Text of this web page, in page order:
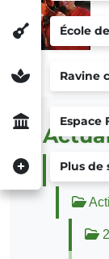
École
Ravine
Espace
Plus de